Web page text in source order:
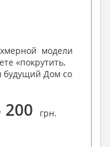
консультацию у
можете любым
обратный звонок,
модели
«покрутить,
будущий Дом со
200 грн.